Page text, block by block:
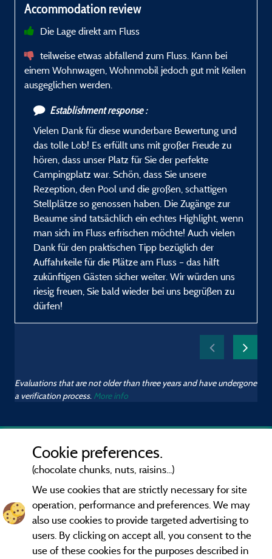
Accommodation review
Die Lage direkt am Fluss
teilweise etwas abfallend zum Fluss. Kann bei
einem Wohnwagen, Wohnmobil jedoch gut mit Keilen
ausgeglichen werden.
Establishment response :
Vielen Dank für diese wunderbare Bewertung und
das tolle Lob! Es erfüllt uns mit großer Freude zu
hören, dass unser Platz für Sie der perfekte
Campingplatz war. Schön, dass Sie unsere
Rezeption, den Pool und die großen, schattigen
Stellplätze so genossen haben. Die Zugänge zur
Beaume sind tatsächlich ein echtes Highlight, wenn
man sich im Fluss erfrischen möchte! Auch vielen
Dank für den praktischen Tipp bezüglich der
Auffahrkeile für die Plätze am Fluss – das hilft
zukünftigen Gästen sicher weiter. Wir würden uns
riesig freuen, Sie bald wieder bei uns begrüßen zu
dürfen!
Evaluations that are not older than three years and have undergone
a verification process. More info
Cookie preferences.
(chocolate chunks, nuts, raisins...)
We use cookies that are strictly necessary for site
operation, performance and preferences. We may
also use cookies to provide targeted advertising to
users. By clicking on accept all, you consent to the
use of these cookies for the purposes described in